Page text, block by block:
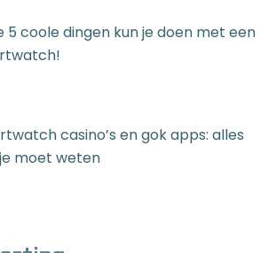
5 coole dingen kun je doen met een
casino’s en gok apps: alles
moet weten